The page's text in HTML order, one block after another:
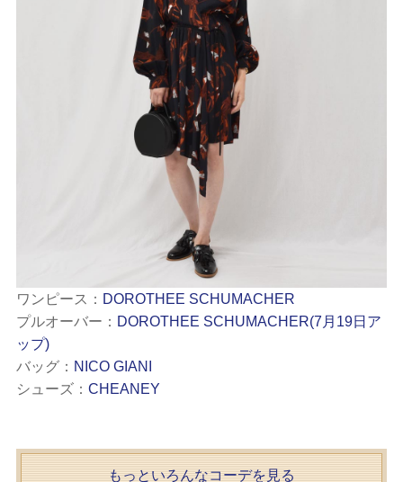
ワンピース： DOROTHEE SCHUMACHER
プルオーバー： DOROTHEE SCHUMACHER(7月19日ア
ップ)
バッグ： NICO GIANI
シューズ： CHEANEY
もっといろんなコーデを見る